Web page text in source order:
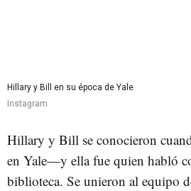
Hillary y Bill en su época de Yale
Instagram
Hillary y Bill se conocieron
en Yale—y ella fue quien habló
biblioteca. Se unieron al equipo